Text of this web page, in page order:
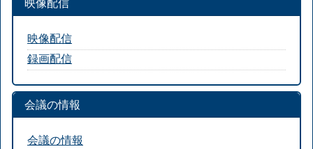
映像配信
録画配信
会議の情報
会議の情報